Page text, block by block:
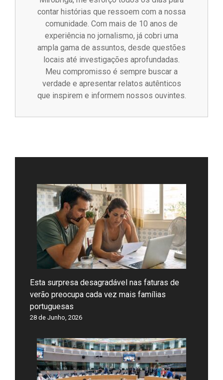
contar histórias que ressoem com a nossa
comunidade. Com mais de 10 anos de
experiência no jornalismo, já cobri uma
ampla gama de assuntos, desde questões
locais até investigações aprofundadas.
Meu compromisso é sempre buscar a
verdade e apresentar relatos autênticos
que inspirem e informem nossos ouvintes.
Esta surpresa desagradável nas faturas de
verão preocupa cada vez mais famílias
portuguesas
28 de Junho, 2026